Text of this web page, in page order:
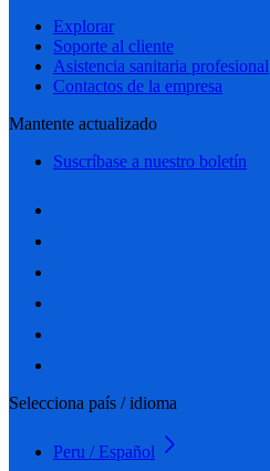
Explorar
Soporte al cliente
Asistencia sanitaria profesional
Contactos de la empresa
Mantente actualizado
Suscríbase a nuestro boletín
Selecciona país / idioma
Peru / Español